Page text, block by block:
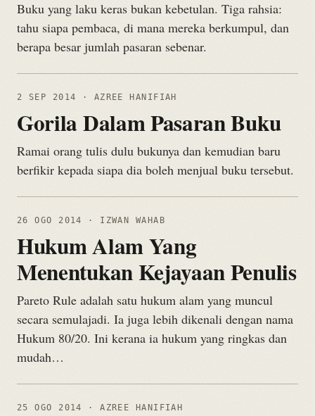
Buku yang laku keras bukan kebetulan. Tiga rahsia:
tahu siapa pembaca, di mana mereka berkumpul, dan
berapa besar jumlah pasaran sebenar.
2 SEP 2014 · AZREE HANIFIAH
Gorila Dalam Pasaran Buku
Ramai orang tulis dulu bukunya dan kemudian baru
berfikir kepada siapa dia boleh menjual buku tersebut.
26 OGO 2014 · IZWAN WAHAB
Hukum Alam Yang
Menentukan Kejayaan Penulis
Pareto Rule adalah satu hukum alam yang muncul
secara semulajadi. Ia juga lebih dikenali dengan nama
Hukum 80/20. Ini kerana ia hukum yang ringkas dan
mudah…
25 OGO 2014 · AZREE HANIFIAH